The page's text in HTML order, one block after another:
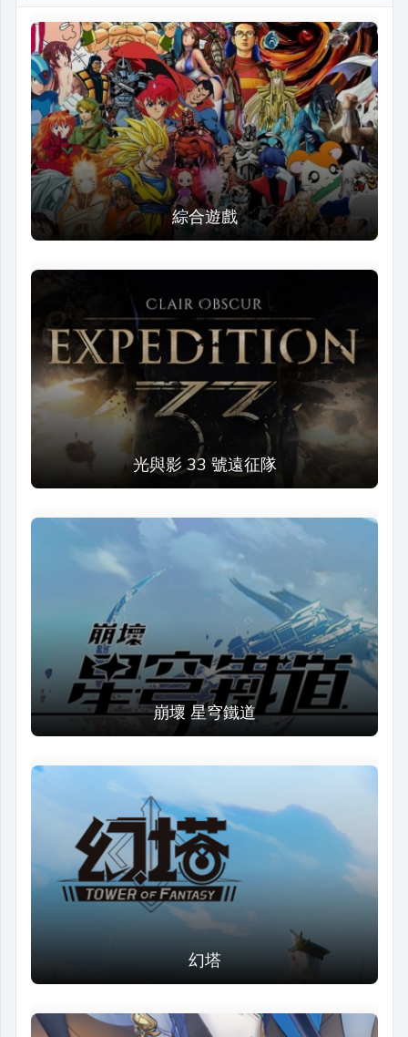
綜合遊戲
光與影 33 號遠征隊
崩壞 星穹鐵道
幻塔